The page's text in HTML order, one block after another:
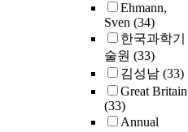
Ehmann,
Sven (34)
한국과학기
술원 (33)
김성남 (33)
Great Britain
(33)
Annual